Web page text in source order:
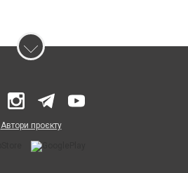
Автори проєкту